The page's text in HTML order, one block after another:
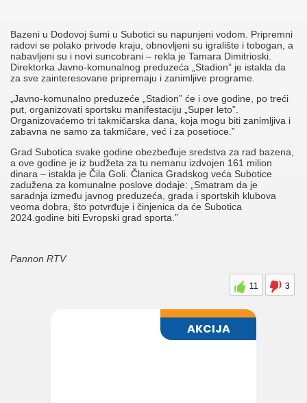
Bazeni u Dodovoj šumi u Subotici su napunjeni vodom. Pripremni
radovi se polako privode kraju, obnovljeni su igralište i tobogan, a
nabavljeni su i novi suncobrani – rekla je Tamara Dimitrioski.
Direktorka Javno-komunalnog preduzeća „Stadion” je istakla da
za sve zainteresovane pripremaju i zanimljive programe.
„Javno-komunalno preduzeće „Stadion” će i ove godine, po treći
put, organizovati sportsku manifestaciju „Super leto”.
Organizovaćemo tri takmičarska dana, koja mogu biti zanimljiva i
zabavna ne samo za takmičare, već i za posetioce.”
Grad Subotica svake godine obezbeđuje sredstva za rad bazena,
a ove godine je iz budžeta za tu nemanu izdvojen 161 milion
dinara – istakla je Čila Goli. Članica Gradskog veća Subotice
zadužena za komunalne poslove dodaje: „Smatram da je
saradnja između javnog preduzeća, grada i sportskih klubova
veoma dobra, što potvrđuje i činjenica da će Subotica
2024.godine biti Evropski grad sporta.”
Pannon RTV
11 3